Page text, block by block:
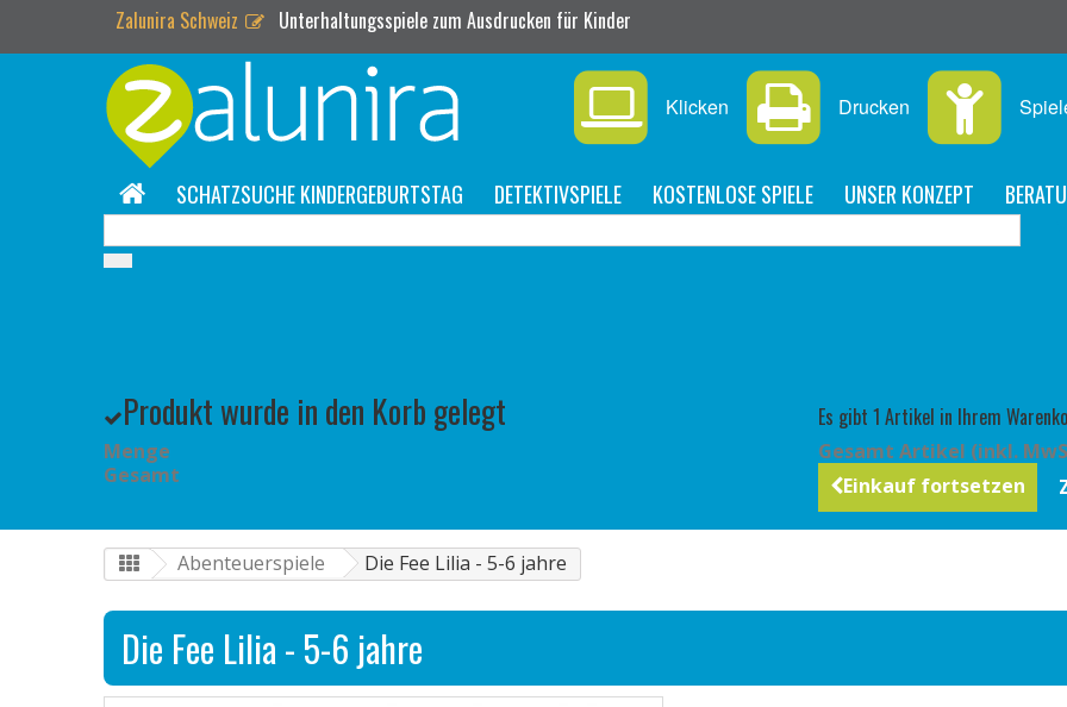
Zalunira Schweiz Unterhaltungsspiele zum Ausdrucken für Kinder
Klicken Drucken
SCHATZSUCHE KINDERGEBURTSTAG DETEKTIVSPIELE KOSTENLOSE SPIELE UNSER KONZEPT
Produkt wurde in den Korb gelegt
Menge
Gesamt
Es gibt 1 Artikel in Ihrem
Gesamt Artikel (inkl.
Einkauf fortsetzen
Abenteuerspiele Die Fee Lilia - 5-6 jahre
Die Fee Lilia - 5-6 jahre